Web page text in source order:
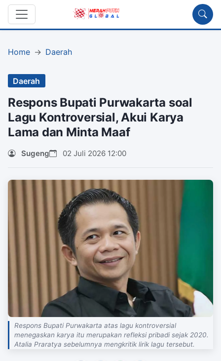
Home Daerah
Daerah
Respons Bupati Purwakarta soal
Lagu Kontroversial, Akui Karya
Lama dan Minta Maaf
Sugeng 02 Juli 2026 12:00
Respons Bupati Purwakarta atas lagu kontroversial
menegaskan karya itu merupakan refleksi pribadi sejak 2020.
Atalia Praratya sebelumnya mengkritik lirik lagu tersebut.